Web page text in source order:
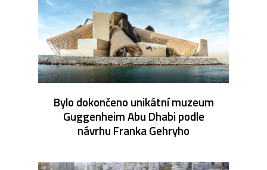
Bylo dokončeno unikátní muzeum
Guggenheim Abu Dhabi podle
návrhu Franka Gehryho